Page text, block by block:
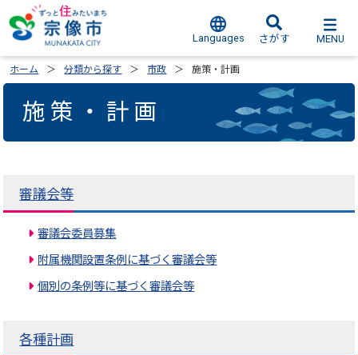
Languages さがす MENU
ホーム 分類から探す 市政 施策・計画
施策・計画
審議会等
審議会委員募集
附属機関設置条例に基づく審議会等
個別の条例等に基づく審議会等
各種計画